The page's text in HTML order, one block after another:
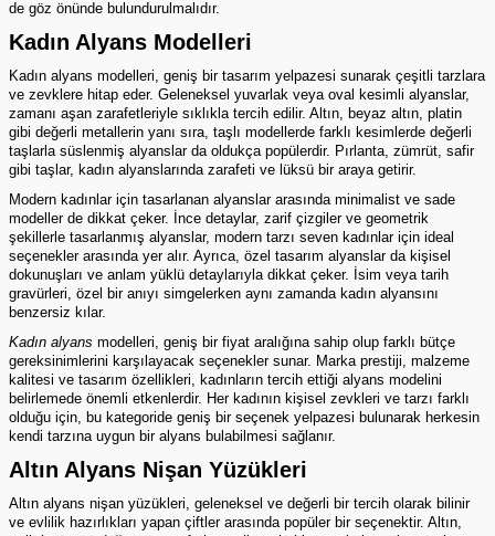
de göz önünde bulundurulmalıdır.
Kadın Alyans Modelleri
Kadın alyans modelleri, geniş bir tasarım yelpazesi sunarak çeşitli tarzlara
ve zevklere hitap eder. Geleneksel yuvarlak veya oval kesimli alyanslar,
zamanı aşan zarafetleriyle sıklıkla tercih edilir. Altın, beyaz altın, platin
gibi değerli metallerin yanı sıra, taşlı modellerde farklı kesimlerde değerli
taşlarla süslenmiş alyanslar da oldukça popülerdir. Pırlanta, zümrüt, safir
gibi taşlar, kadın alyanslarında zarafeti ve lüksü bir araya getirir.
Modern kadınlar için tasarlanan alyanslar arasında minimalist ve sade
modeller de dikkat çeker. İnce detaylar, zarif çizgiler ve geometrik
şekillerle tasarlanmış alyanslar, modern tarzı seven kadınlar için ideal
seçenekler arasında yer alır. Ayrıca, özel tasarım alyanslar da kişisel
dokunuşları ve anlam yüklü detaylarıyla dikkat çeker. İsim veya tarih
gravürleri, özel bir anıyı simgelerken aynı zamanda kadın alyansını
benzersiz kılar.
Kadın alyans modelleri, geniş bir fiyat aralığına sahip olup farklı bütçe
gereksinimlerini karşılayacak seçenekler sunar. Marka prestiji, malzeme
kalitesi ve tasarım özellikleri, kadınların tercih ettiği alyans modelini
belirlemede önemli etkenlerdir. Her kadının kişisel zevkleri ve tarzı farklı
olduğu için, bu kategoride geniş bir seçenek yelpazesi bulunarak herkesin
kendi tarzına uygun bir alyans bulabilmesi sağlanır.
Altın Alyans Nişan Yüzükleri
Altın alyans nişan yüzükleri, geleneksel ve değerli bir tercih olarak bilinir
ve evlilik hazırlıkları yapan çiftler arasında popüler bir seçenektir. Altın,